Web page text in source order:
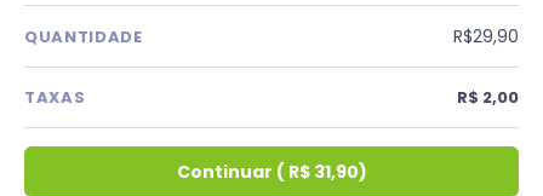
QUANTIDADE R$29,90
TAXAS R$ 2,00
Continuar ( R$ 31,90)